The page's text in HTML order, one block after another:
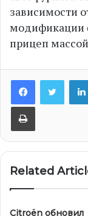
зависимости
модификации
прицеп
Print
Related
Citroën обновил